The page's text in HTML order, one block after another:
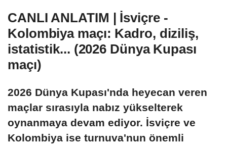
CANLI ANLATIM | İsviçre -
Kolombiya maçı: Kadro, diziliş,
istatistik... (2026 Dünya Kupası
maçı)
2026 Dünya Kupası'nda heyecan veren
maçlar sırasıyla nabız yükselterek
oynanmaya devam ediyor. İsviçre ve
Kolombiya ise turnuva'nun önemli